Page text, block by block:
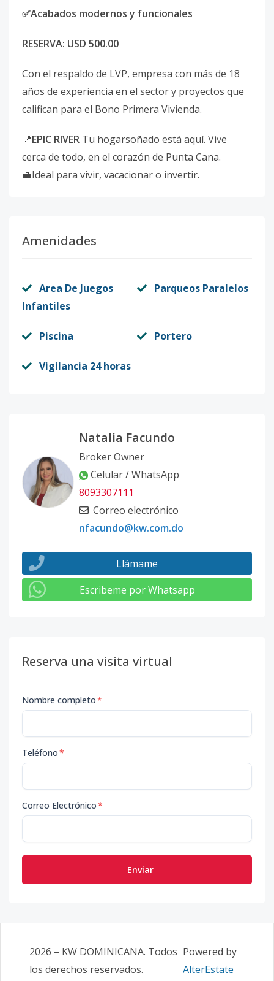
✅Acabados modernos y funcionales
RESERVA: USD 500.00
Con el respaldo de LVP, empresa con más de 18
años de experiencia en el sector y proyectos que
califican para el Bono Primera Vivienda.
📍EPIC RIVER Tu hogarsoñado está aquí. Vive
cerca de todo, en el corazón de Punta Cana.
💼Ideal para vivir, vacacionar o invertir.
Amenidades
Area De Juegos
Infantiles
Parqueos Paralelos
Piscina Portero
Vigilancia 24 horas
Natalia Facundo
Broker Owner
Celular / WhatsApp
8093307111
Correo electrónico
nfacundo@kw.com.do
Llámame
Escribeme por Whatsapp
Reserva una visita virtual
Nombre completo*
Teléfono*
Correo Electrónico*
Enviar
2026 – KW DOMINICANA. Todos
los derechos reservados.
Powered by
AlterEstate